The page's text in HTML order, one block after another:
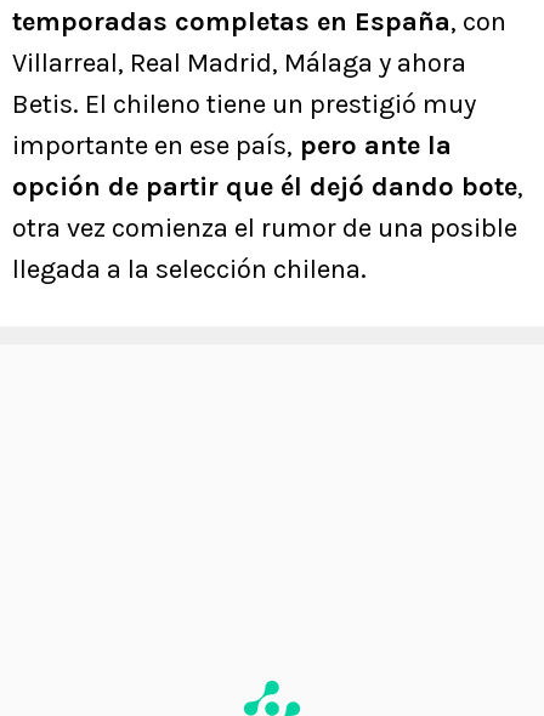
temporadas completas en España, con
Villarreal, Real Madrid, Málaga y ahora
Betis. El chileno tiene un prestigió muy
importante en ese país, pero ante la
opción de partir que él dejó dando bote,
otra vez comienza el rumor de una posible
llegada a la selección chilena.